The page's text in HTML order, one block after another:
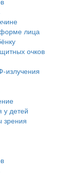
лица
очков
излучения
у детей
зрения